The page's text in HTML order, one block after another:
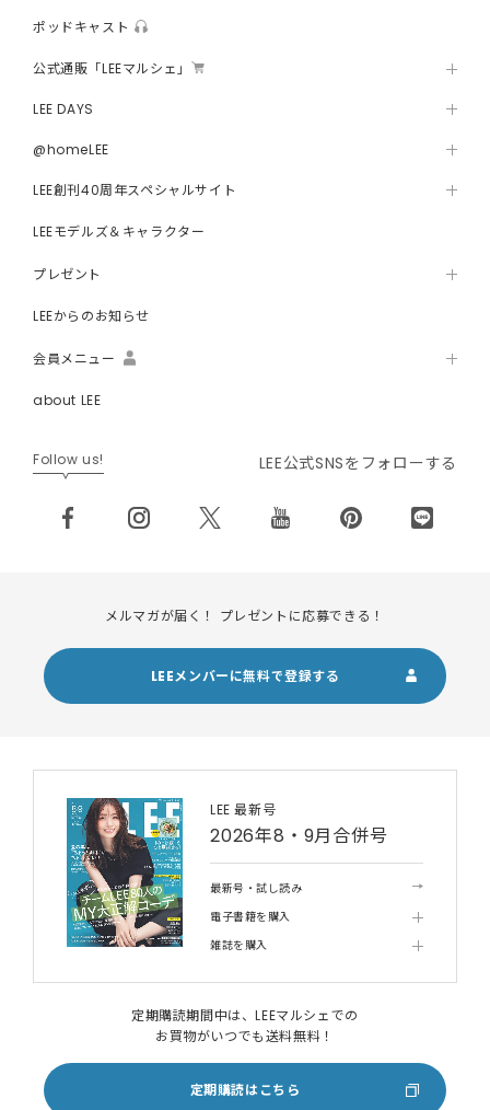
ポッドキャスト
公式通販「LEEマルシェ」
LEE DAYS
@homeLEE
LEE創刊40周年スペシャルサイト
LEEモデルズ＆キャラクター
プレゼント
LEEからのお知らせ
会員メニュー
about LEE
Follow us! LEE公式SNSをフォローする
メルマガが届く！ プレゼントに応募できる！
LEEメンバーに無料で登録する
LEE 最新号
2026年8・9月合併号
最新号・試し読み
電子書籍を購入
雑誌を購入
定期購読期間中は、LEEマルシェでの
お買物がいつでも送料無料！
定期購読はこちら